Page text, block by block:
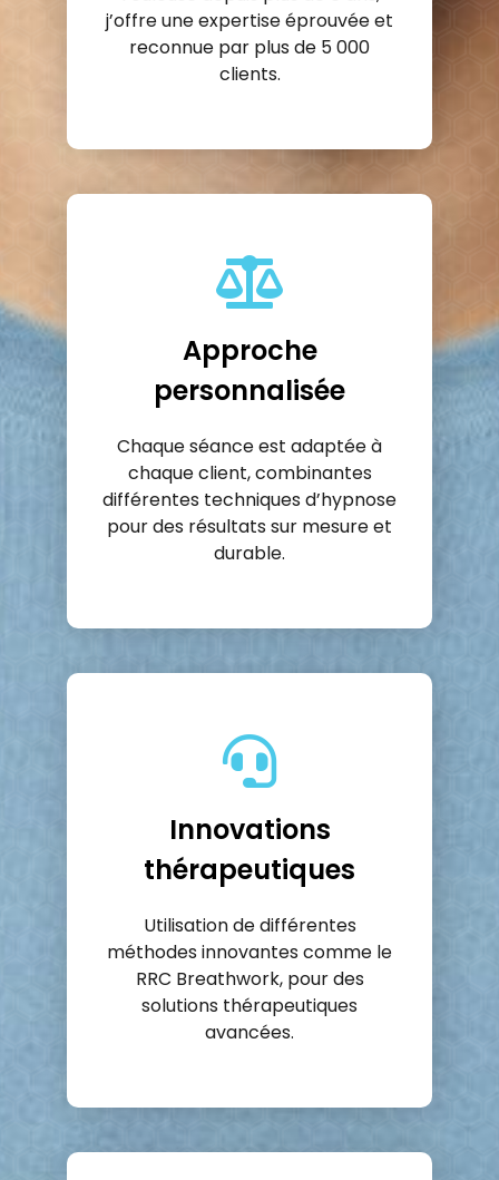
j’offre une expertise éprouvée et
reconnue par plus de 5 000
clients.
Approche
personnalisée
Chaque séance est adaptée à
chaque client, combinantes
différentes techniques d’hypnose
pour des résultats sur mesure et
durable.
Innovations
thérapeutiques
Utilisation de différentes
méthodes innovantes comme le
RRC Breathwork, pour des
solutions thérapeutiques
avancées.